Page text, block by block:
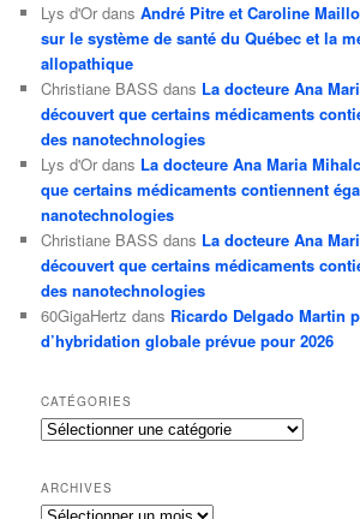
Lys d'Or dansAndré Pitre et Caroline
sur le système de santé du Québec et la
allopathique
Christiane BASS dans La docteure Ana
découvert que certains médicaments
des nanotechnologies
Lys d'Or dans La docteure Ana Maria
que certains médicaments contiennent
nanotechnologies
Christiane BASS dans La docteure Ana
découvert que certains médicaments
des nanotechnologies
60GigaHertz dans Ricardo Delgado Martin
d’hybridation globale prévue pour 2026
CATÉGORIES
Catégories
ARCHIVES
Archives